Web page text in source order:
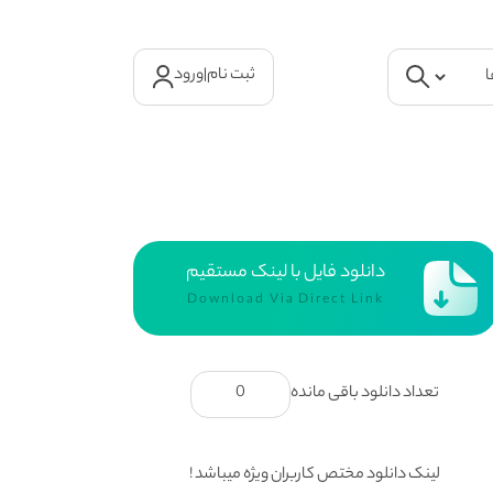
ثبت نام|ورود
دانلود فایل با لینک مستقیم
Download Via Direct Link
تعداد دانلود باقی مانده 0
لینک دانلود مختص کاربران ویژه میباشد !